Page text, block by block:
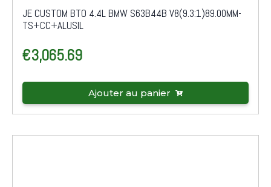
JE CUSTOM BTO 4.4L BMW S63B44B V8(9.3:1)89.00MM-
TS+CC+ALUSIL
€3,065.69
Ajouter au panier